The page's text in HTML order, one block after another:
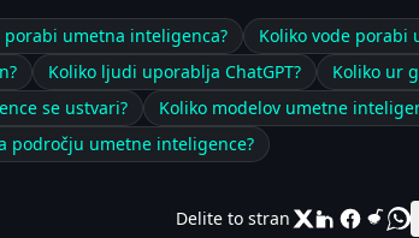
umetna inteligenca? Koliko vode porabi
Koliko ljudi uporablja ChatGPT?
Koliko ur
se ustvari?
Koliko modelov umetne
področju umetne inteligence?
Delite to stran